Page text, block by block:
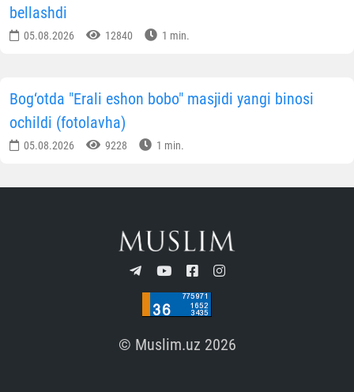
bellashdi
05.08.2026 12840 1 min.
Bog‘otda "Erali eshon bobo" masjidi yangi binosi
ochildi (fotolavha)
05.08.2026 9228 1 min.
© Muslim.uz 2026